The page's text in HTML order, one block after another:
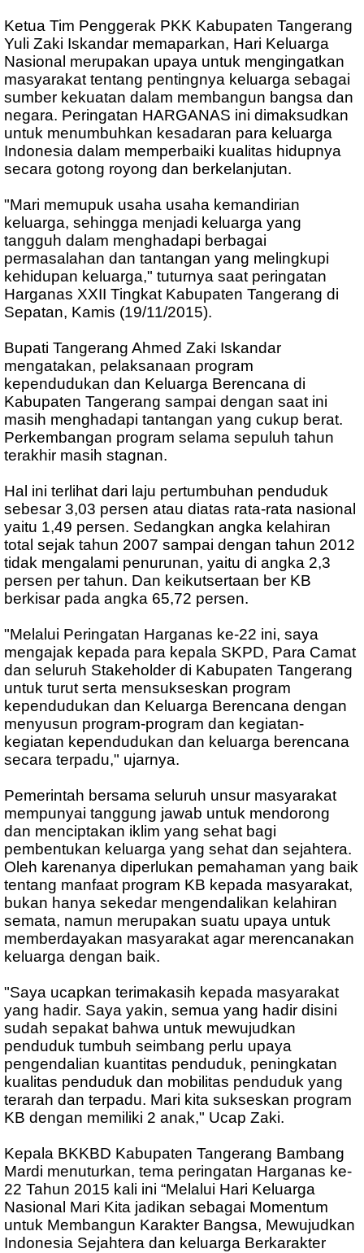
Ketua Tim Penggerak PKK Kabupaten Tangerang
Yuli Zaki Iskandar memaparkan, Hari Keluarga
Nasional merupakan upaya untuk mengingatkan
masyarakat tentang pentingnya keluarga sebagai
sumber kekuatan dalam membangun bangsa dan
negara. Peringatan HARGANAS ini dimaksudkan
untuk menumbuhkan kesadaran para keluarga
Indonesia dalam memperbaiki kualitas hidupnya
secara gotong royong dan berkelanjutan.
"Mari memupuk usaha usaha kemandirian
keluarga, sehingga menjadi keluarga yang
tangguh dalam menghadapi berbagai
permasalahan dan tantangan yang melingkupi
kehidupan keluarga," tuturnya saat peringatan
Harganas XXII Tingkat Kabupaten Tangerang di
Sepatan, Kamis (19/11/2015).
Bupati Tangerang Ahmed Zaki Iskandar
mengatakan, pelaksanaan program
kependudukan dan Keluarga Berencana di
Kabupaten Tangerang sampai dengan saat ini
masih menghadapi tantangan yang cukup berat.
Perkembangan program selama sepuluh tahun
terakhir masih stagnan.
Hal ini terlihat dari laju pertumbuhan penduduk
sebesar 3,03 persen atau diatas rata-rata nasional
yaitu 1,49 persen. Sedangkan angka kelahiran
total sejak tahun 2007 sampai dengan tahun 2012
tidak mengalami penurunan, yaitu di angka 2,3
persen per tahun. Dan keikutsertaan ber KB
berkisar pada angka 65,72 persen.
"Melalui Peringatan Harganas ke-22 ini, saya
mengajak kepada para kepala SKPD, Para Camat
dan seluruh Stakeholder di Kabupaten Tangerang
untuk turut serta mensukseskan program
kependudukan dan Keluarga Berencana dengan
menyusun program-program dan kegiatan-
kegiatan kependudukan dan keluarga berencana
secara terpadu," ujarnya.
Pemerintah bersama seluruh unsur masyarakat
mempunyai tanggung jawab untuk mendorong
dan menciptakan iklim yang sehat bagi
pembentukan keluarga yang sehat dan sejahtera.
Oleh karenanya diperlukan pemahaman yang baik
tentang manfaat program KB kepada masyarakat,
bukan hanya sekedar mengendalikan kelahiran
semata, namun merupakan suatu upaya untuk
memberdayakan masyarakat agar merencanakan
keluarga dengan baik.
"Saya ucapkan terimakasih kepada masyarakat
yang hadir. Saya yakin, semua yang hadir disini
sudah sepakat bahwa untuk mewujudkan
penduduk tumbuh seimbang perlu upaya
pengendalian kuantitas penduduk, peningkatan
kualitas penduduk dan mobilitas penduduk yang
terarah dan terpadu. Mari kita sukseskan program
KB dengan memiliki 2 anak," Ucap Zaki.
Kepala BKKBD Kabupaten Tangerang Bambang
Mardi menuturkan, tema peringatan Harganas ke-
22 Tahun 2015 kali ini “Melalui Hari Keluarga
Nasional Mari Kita jadikan sebagai Momentum
untuk Membangun Karakter Bangsa, Mewujudkan
Indonesia Sejahtera dan keluarga Berkarakter